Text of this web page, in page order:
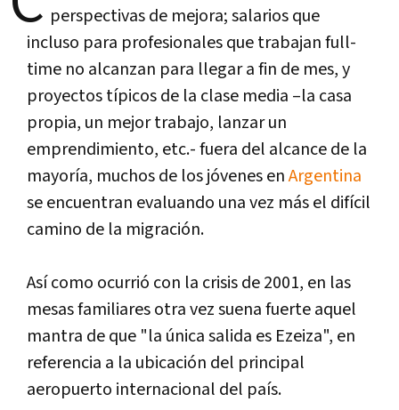
perspectivas de mejora; salarios que
incluso para profesionales que trabajan full-
time no alcanzan para llegar a fin de mes, y
proyectos típicos de la clase media –la casa
propia, un mejor trabajo, lanzar un
emprendimiento, etc.- fuera del alcance de la
mayoría, muchos de los jóvenes enArgentina
se encuentran evaluando una vez más el difícil
camino de la migración.
Así como ocurrió con la crisis de 2001, en las
mesas familiares otra vez suena fuerte aquel
mantra de que "la única salida es Ezeiza", en
referencia a la ubicación del principal
aeropuerto internacional del país.